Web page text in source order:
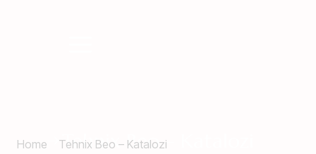
Tehnix Beo – Katalozi
Home Tehnix Beo – Katalozi